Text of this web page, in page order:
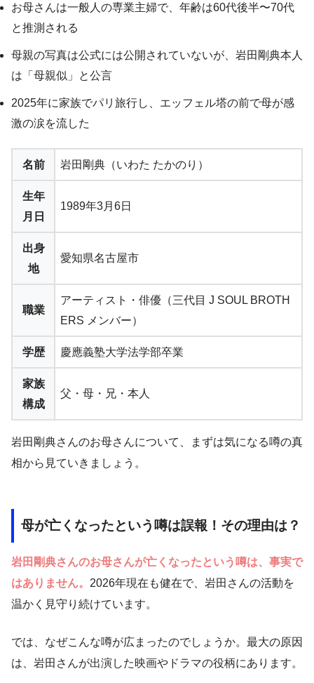
お母さんは一般人の専業主婦で、年齢は60代後半〜70代
と推測される
母親の写真は公式には公開されていないが、岩田剛典本人
は「母親似」と公言
2025年に家族でパリ旅行し、エッフェル塔の前で母が感
激の涙を流した
名前 岩田剛典（いわた たかのり）
生年
月日
1989年3月6日
出身
地
愛知県名古屋市
職業
アーティスト・俳優（三代目 J SOUL BROTH
ERS メンバー）
学歴 慶應義塾大学法学部卒業
家族
構成
父・母・兄・本人
岩田剛典さんのお母さんについて、まずは気になる噂の真
相から見ていきましょう。
母が亡くなったという噂は誤報！その理由は？
岩田剛典さんのお母さんが亡くなったという噂は、事実で
はありません。 2026年現在も健在で、岩田さんの活動を
温かく見守り続けています。
では、なぜこんな噂が広まったのでしょうか。最大の原因
は、岩田さんが出演した映画やドラマの役柄にあります。